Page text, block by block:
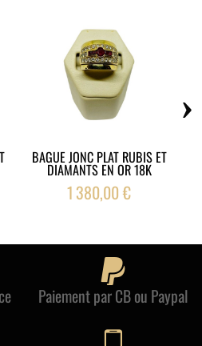
BAGUE JONC PLAT RUBIS ET
DIAMANTS EN OR 18K
1 380,00 €
›
Paiement par CB ou Paypal